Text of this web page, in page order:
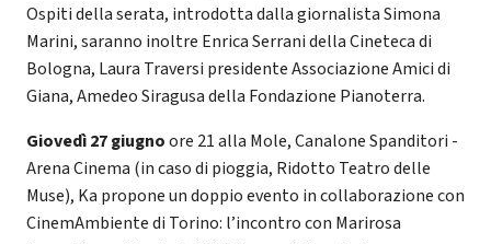
Ospiti della serata, introdotta dalla giornalista Simona
Marini, saranno inoltre Enrica Serrani della Cineteca di
Bologna, Laura Traversi presidente Associazione Amici di
Giana, Amedeo Siragusa della Fondazione Pianoterra.
Giovedì 27 giugnoore 21 alla Mole, Canalone Spanditori -
Arena Cinema (in caso di pioggia, Ridotto Teatro delle
Muse), Ka propone un doppio evento in collaborazione con
CinemAmbiente di Torino: l’incontro con Marirosa